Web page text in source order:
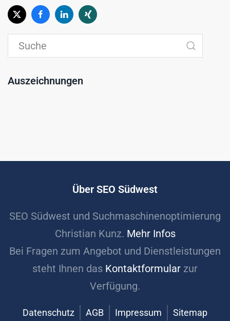
Auszeichnungen
Über SEO Südwest
SEO Südwest und Suchmaschinenoptimierung
Christian Kunz. Mehr Infos
Bei Fragen zum Angebot und Dienstleistungen
steht Ihnen das Kontaktformular zur
Verfügung.
Datenschutz AGB Impressum Sitemap